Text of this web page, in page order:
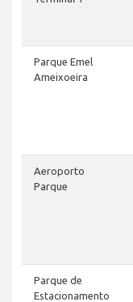
Parque Emel
Ameixoeira
Aeroporto
Parque
Parque de
Estacionamento